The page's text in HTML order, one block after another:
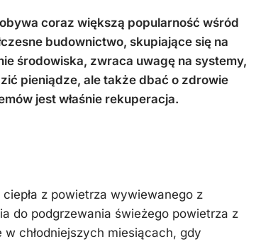
coraz większą popularność wśród
budownictwo, skupiające się na
środowiska, zwraca uwagę na systemy,
pieniądze, ale także dbać o zdrowie
jest właśnie rekuperacja.
z powietrza wywiewanego z
do podgrzewania świeżego powietrza z
chłodniejszych miesiącach, gdy